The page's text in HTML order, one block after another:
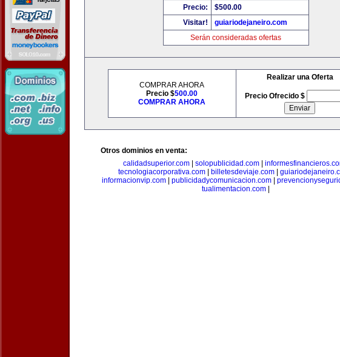
Precio:
$500.00
Visitar!
guiariodejaneiro.com
Serán consideradas ofertas
COMPRAR AHORA
Precio $500.00
COMPRAR AHORA
Realizar una Oferta
Precio Ofrecido $
Otros dominios en venta:
calidadsuperior.com| solopublicidad.com|
tecnologiacorporativa.com| billetesdeviaje.com|
informacionvip.com| publicidadycomunicacion.com|
tualimentacion.com